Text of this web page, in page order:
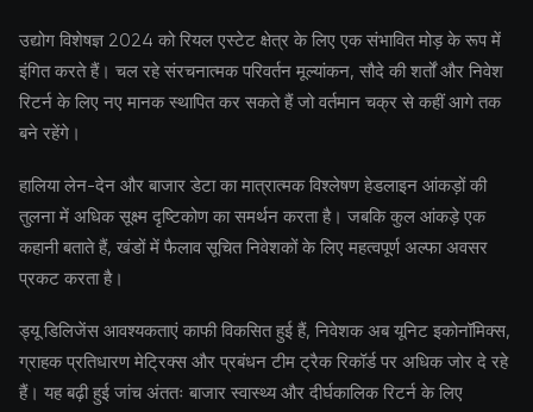
उद्योग विशेषज्ञ 2024 को रियल एस्टेट क्षेत्र के लिए एक संभावित मोड़ के रूप में
इंगित करते हैं। चल रहे संरचनात्मक परिवर्तन मूल्यांकन, सौदे की शर्तों और निवेश
रिटर्न के लिए नए मानक स्थापित कर सकते हैं जो वर्तमान चक्र से कहीं आगे तक
बने रहेंगे।
हालिया लेन-देन और बाजार डेटा का मात्रात्मक विश्लेषण हेडलाइन आंकड़ों की
तुलना में अधिक सूक्ष्म दृष्टिकोण का समर्थन करता है। जबकि कुल आंकड़े एक
कहानी बताते हैं, खंडों में फैलाव सूचित निवेशकों के लिए महत्वपूर्ण अल्फा अवसर
प्रकट करता है।
ड्यू डिलिजेंस आवश्यकताएं काफी विकसित हुई हैं, निवेशक अब यूनिट इकोनॉमिक्स,
ग्राहक प्रतिधारण मेट्रिक्स और प्रबंधन टीम ट्रैक रिकॉर्ड पर अधिक जोर दे रहे
हैं। यह बढ़ी हुई जांच अंततः बाजार स्वास्थ्य और दीर्घकालिक रिटर्न के लिए